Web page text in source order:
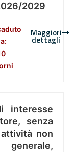
2029
Maggiori
dettagli
interesse
senza
non